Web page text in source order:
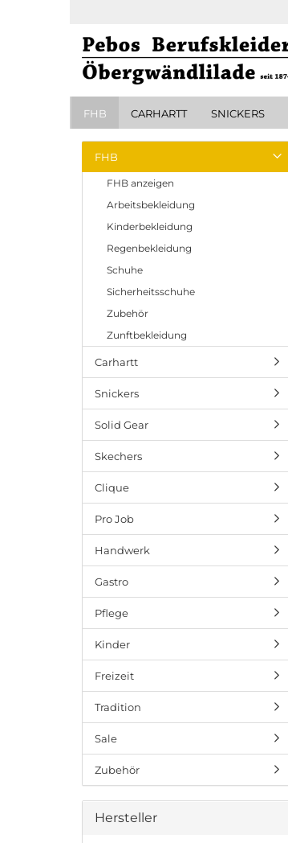
FHB CARHARTT SNICKERS
FHB
FHB anzeigen
Arbeitsbekleidung
Kinderbekleidung
Regenbekleidung
Schuhe
Sicherheitsschuhe
Zubehör
Zunftbekleidung
Carhartt
Snickers
Solid Gear
Skechers
Clique
Pro Job
Handwerk
Gastro
Pflege
Kinder
Freizeit
Tradition
Sale
Zubehör
Hersteller